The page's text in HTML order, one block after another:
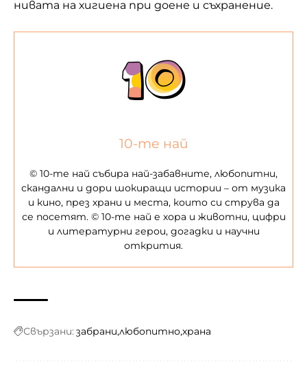
нивата на хигиена при доене и съхранение.
10-те най
© 10-те най събира най-забавните, любопитни,
скандални и дори шокиращи истории – от музика
и кино, през храни и места, които си струва да
се посетят. © 10-те най е хора и животни, цифри
и литературни герои, догадки и научни
открития.
Свързани: забрани любопитнохрана